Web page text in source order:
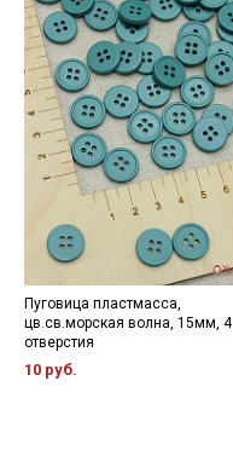
Пуговица пластмасса,
цв.св.морская волна, 15мм, 4
отверстия
10 руб.